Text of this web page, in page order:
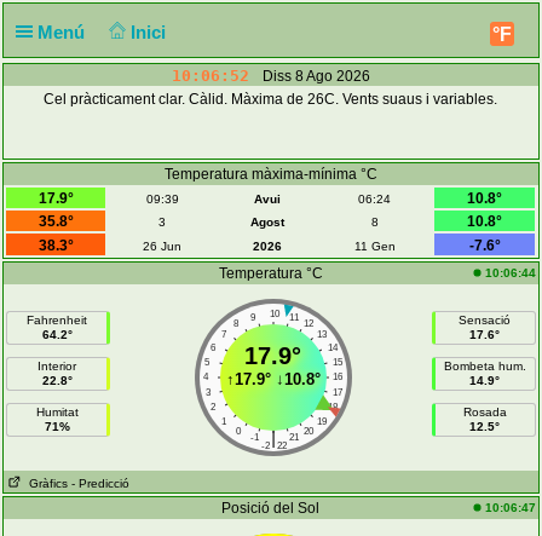
Menú Inici °F
10:06:52
Diss 8 Ago 2026
Cel pràcticament clar. Càlid. Màxima de 26C. Vents suaus i variables.
Temperatura màxima-mínima °C
17.9°
09:39 Avui 06:24
10.8°
35.8°
3 Agost 8
10.8°
38.3°
26 Jun 2026 11 Gen
-7.6°
Temperatura °C
10:06:44
Fahrenheit
64.2°
Interior
22.8°
Humitat
71%
10
9 11
8
12
7
13
6
14
5
15
4
16
3
17
2
18
1
19
0
20
-1 21
|
-2 22
17.9°
↑17.9°↓10.8°
Sensació
17.6°
Bombeta hum.
14.9°
Rosada
12.5°
Gràfics - Predicció
Posició del Sol 10:06:47